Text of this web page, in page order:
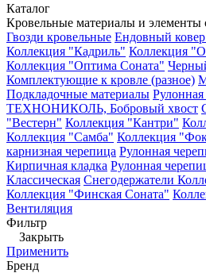
Каталог
Кровельные материалы и
Гвозди кровельные Ендовный ковер
Коллекция "Кадриль" Коллекция
Коллекция "Оптима Соната"
Комплектующие к кровле (разное)
Подкладочные материалы
ТЕХНОНИКОЛЬ, Бобровый хвост
"Вестерн" Коллекция "Кантри"
Коллекция "Самба" Коллекция
карнизная черепица Рулонная
Кирпичная кладка Рулонная
Классическая Снегодержатели
Коллекция "Финская Соната"
Вентиляция
Фильтр
Закрыть
Применить
Бренд